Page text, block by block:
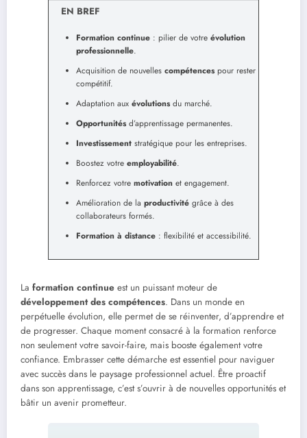
EN BREF
Formation continue : pilier de votre évolution
professionnelle.
Acquisition de nouvelles compétencespour rester
compétitif.
Adaptation aux évolutionsdu marché.
Opportunitésd’apprentissage permanentes.
Investissement stratégique pour les entreprises.
Boostez votre employabilité.
Renforcez votre motivation et engagement.
Amélioration de la productivité grâce à des
collaborateurs formés.
Formation à distance : flexibilité et accessibilité.
La formation continue est un puissant moteur de
développement des compétences. Dans un monde en
perpétuelle évolution, elle permet de se réinventer, d’apprendre et
de progresser. Chaque moment consacré à la formation renforce
non seulement votre savoir-faire, mais booste également votre
confiance. Embrasser cette démarche est essentiel pour naviguer
avec succès dans le paysage professionnel actuel. Être proactif
dans son apprentissage, c’est s’ouvrir à de nouvelles opportunités et
bâtir un avenir prometteur.